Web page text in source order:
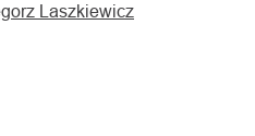
Laszkiewicz